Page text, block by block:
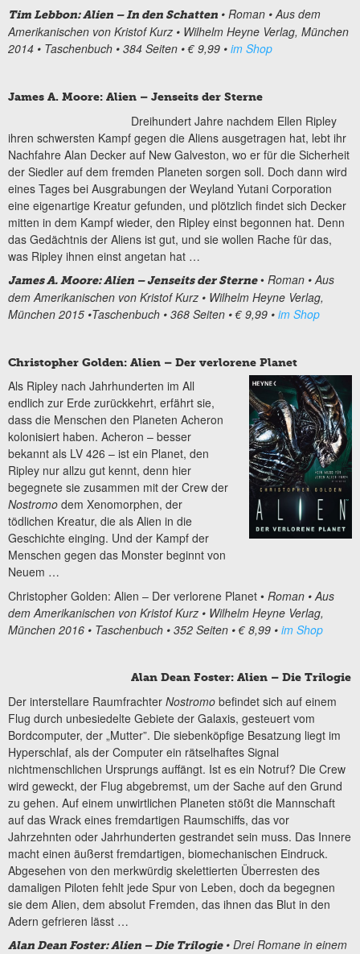
Tim Lebbon: Alien – In den Schatten • Roman • Aus dem
Amerikanischen von Kristof Kurz • Wilhelm Heyne Verlag, München
2014 • Taschenbuch • 384 Seiten • € 9,99 • im Shop
James A. Moore: Alien – Jenseits der Sterne
Dreihundert Jahre nachdem Ellen Ripley
ihren schwersten Kampf gegen die Aliens ausgetragen hat, lebt ihr
Nachfahre Alan Decker auf New Galveston, wo er für die Sicherheit
der Siedler auf dem fremden Planeten sorgen soll. Doch dann wird
eines Tages bei Ausgrabungen der Weyland Yutani Corporation
eine eigenartige Kreatur gefunden, und plötzlich findet sich Decker
mitten in dem Kampf wieder, den Ripley einst begonnen hat. Denn
das Gedächtnis der Aliens ist gut, und sie wollen Rache für das,
was Ripley ihnen einst angetan hat …
James A. Moore: Alien – Jenseits der Sterne• Roman • Aus
dem Amerikanischen von Kristof Kurz • Wilhelm Heyne Verlag,
München 2015 •Taschenbuch • 368 Seiten • € 9,99 • im Shop
Christopher Golden: Alien – Der verlorene Planet
Als Ripley nach Jahrhunderten im All
endlich zur Erde zurückkehrt, erfährt sie,
dass die Menschen den Planeten Acheron
kolonisiert haben. Acheron – besser
bekannt als LV 426 – ist ein Planet, den
Ripley nur allzu gut kennt, denn hier
begegnete sie zusammen mit der Crew der
Nostromo dem Xenomorphen, der
tödlichen Kreatur, die als Alien in die
Geschichte einging. Und der Kampf der
Menschen gegen das Monster beginnt von
Neuem …
Christopher Golden: Alien – Der verlorene Planet • Roman • Aus
dem Amerikanischen von Kristof Kurz • Wilhelm Heyne Verlag,
München 2016 • Taschenbuch • 352 Seiten • € 8,99 • im Shop
Alan Dean Foster: Alien – Die Trilogie
Der interstellare Raumfrachter Nostromo befindet sich auf einem
Flug durch unbesiedelte Gebiete der Galaxis, gesteuert vom
Bordcomputer, der „Mutter”. Die siebenköpfige Besatzung liegt im
Hyperschlaf, als der Computer ein rätselhaftes Signal
nichtmenschlichen Ursprungs auffängt. Ist es ein Notruf? Die Crew
wird geweckt, der Flug abgebremst, um der Sache auf den Grund
zu gehen. Auf einem unwirtlichen Planeten stößt die Mannschaft
auf das Wrack eines fremdartigen Raumschiffs, das vor
Jahrzehnten oder Jahrhunderten gestrandet sein muss. Das Innere
macht einen äußerst fremdartigen, biomechanischen Eindruck.
Abgesehen von den merkwürdig skelettierten Überresten des
damaligen Piloten fehlt jede Spur von Leben, doch da begegnen
sie dem Alien, dem absolut Fremden, das ihnen das Blut in den
Adern gefrieren lässt …
Alan Dean Foster: Alien – Die Trilogie• Drei Romane in einem